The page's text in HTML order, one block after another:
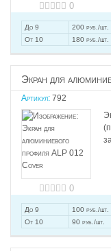
0
До 9
200 руб./шт.
От 10
180 руб./шт.
Экран для
Артикул: 792
0
До 9
100 руб./шт.
От 10
90 руб./шт.